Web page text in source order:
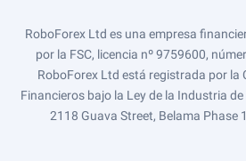
RoboForex Ltd es una empresa
por la FSC, licencia nº 9759600,
RoboForex Ltd está registrada por la
Financieros bajo la Ley de la Industria
2118 Guava Street, Belama Phase